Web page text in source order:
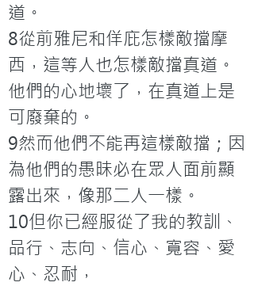
道。
8從前雅尼和佯庇怎樣敵擋摩
西，這等人也怎樣敵擋真道。
他們的心地壞了，在真道上是
可廢棄的。
9然而他們不能再這樣敵擋；因
為他們的愚昧必在眾人面前顯
露出來，像那二人一樣。
10但你已經服從了我的教訓、
品行、志向、信心、寬容、愛
心、忍耐，